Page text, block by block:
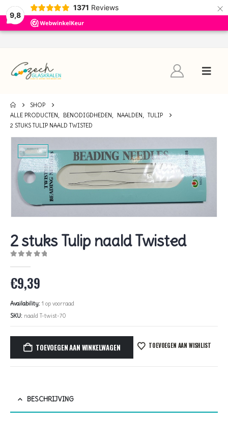
9,8
1371 Reviews ×
SHOP
ALLE PRODUCTEN, BENODIGDHEDEN, NAALDEN, TULIP
2 STUKS TULIP NAALD TWISTED
2 stuks Tulip naald Twisted
€9,39
Availability: 1 op voorraad
SKU: naald T-twist-70
TOEVOEGEN AAN WINKELWAGEN TOEVOEGEN AAN WISHLIST
BESCHRIJVING